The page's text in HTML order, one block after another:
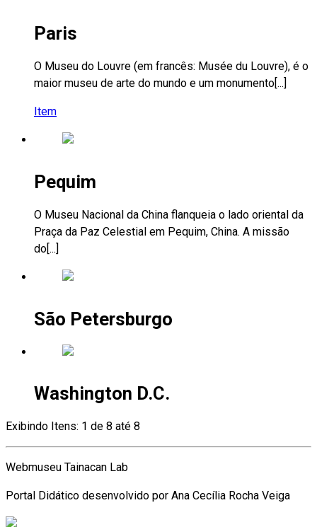
Paris
O Museu do Louvre (em francês: Musée du Louvre), é o
maior museu de arte do mundo e um monumento[...]
Item
Pequim
O Museu Nacional da China flanqueia o lado oriental da
Praça da Paz Celestial em Pequim, China. A missão
do[...]
São Petersburgo
Washington D.C.
Exibindo Itens: 1 de 8 até 8
Webmuseu Tainacan Lab
Portal Didático desenvolvido por Ana Cecília Rocha Veiga